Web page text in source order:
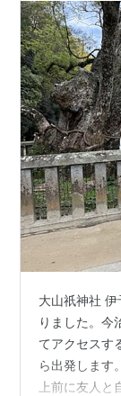
大山祇神社
りました。今
てアクセスす
ら出発します
上前に友人